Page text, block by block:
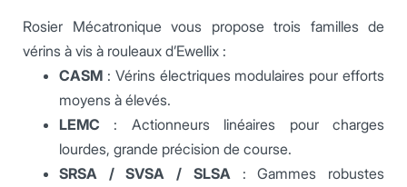
Rosier Mécatronique vous propose trois familles de
vérins à vis à rouleaux d’Ewellix :
CASM : Vérins électriques modulaires pour efforts
moyens à élevés.
LEMC
: Actionneurs linéaires pour charges
lourdes, grande précision de course.
SRSA / SVSA / SLSA : Gammes robustes